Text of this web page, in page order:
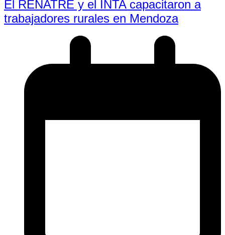
El RENATRE y el INTA capacitaron a
trabajadores rurales en Mendoza